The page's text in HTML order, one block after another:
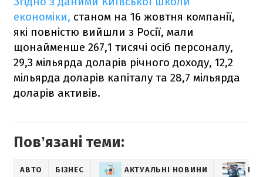
економіки, станом на 16 жовтня компанії,
які повністю вийшли з Росії, мали
щонайменше 267,1 тисячі осіб персоналу,
29,3 мільярда доларів річного доходу, 12,2
мільярда доларів капіталу та 28,7 мільярда
доларів активів.
Повʼязані теми:
АВТО БІЗНЕС АКТУАЛЬНІ НОВИНИ